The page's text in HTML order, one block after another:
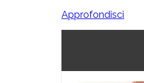
Approfondisci